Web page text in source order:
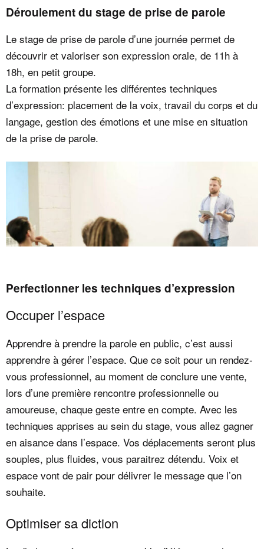
Déroulement du stage de prise de parole
Le stage de prise de parole d’une journée permet de
découvrir et valoriser son expression orale, de 11h à
18h, en petit groupe.
La formation présente les différentes techniques
d’expression: placement de la voix, travail du corps et du
langage, gestion des émotions et une mise en situation
de la prise de parole.
Perfectionner les techniques d’expression
Occuper l’espace
Apprendre à prendre la parole en public, c’est aussi
apprendre à gérer l’espace. Que ce soit pour un rendez-
vous professionnel, au moment de conclure une vente,
lors d’une première rencontre professionnelle ou
amoureuse, chaque geste entre en compte. Avec les
techniques apprises au sein du stage, vous allez gagner
en aisance dans l’espace. Vos déplacements seront plus
souples, plus fluides, vous paraitrez détendu. Voix et
espace vont de pair pour délivrer le message que l’on
souhaite.
Optimiser sa diction